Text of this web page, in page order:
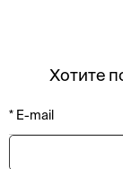
Хотите